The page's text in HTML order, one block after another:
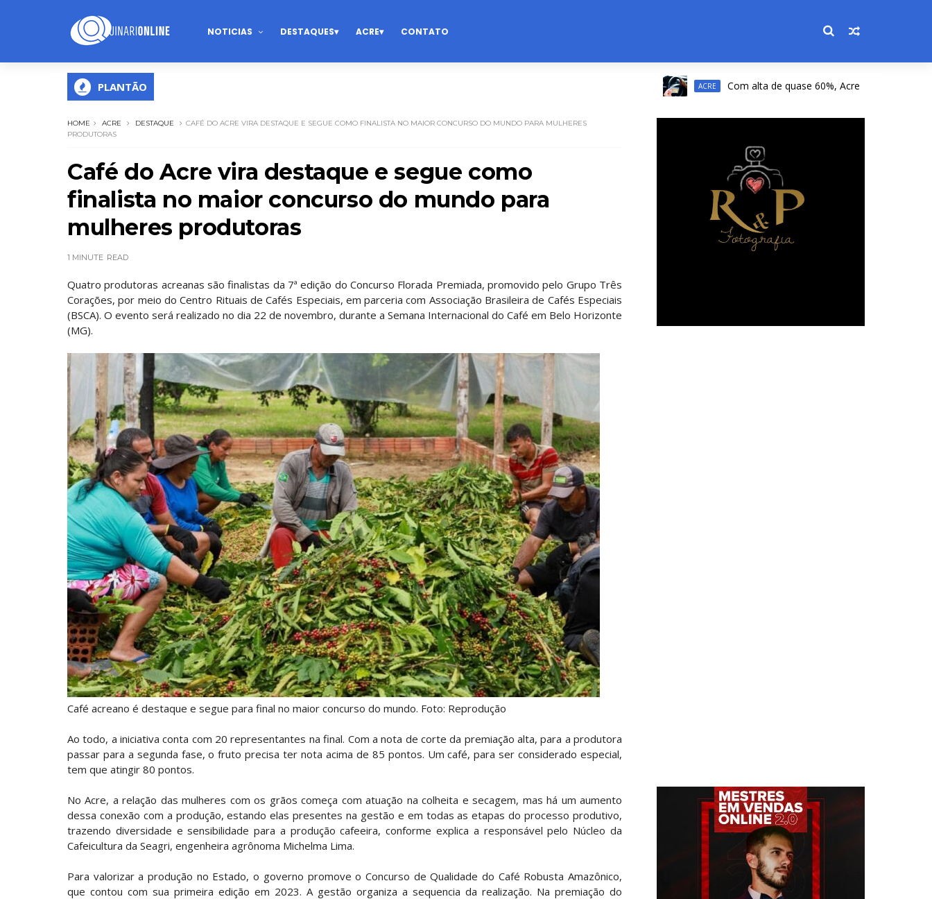
NOTICIAS DESTAQUES ACRE CONTATO
PLANTÃO Com alta de quase 60%, Acre registra a 2ª maior alta do
HOME ACRE DESTAQUE
CAFÉ DO ACRE VIRA DESTAQUE E SEGUE COMO FINALISTA NO MAIOR CONCURSO DO MUNDO PARA MULHERES
PRODUTORAS
Café do Acre vira destaque e segue como
finalista no maior concurso do mundo para
mulheres produtoras
1 MINUTE READ
Quatro produtoras acreanas são finalistas da 7ª edição do Concurso Florada Premiada, promovido pelo Grupo Três
Corações, por meio do Centro Rituais de Cafés Especiais, em parceria com Associação Brasileira de Cafés Especiais
(BSCA). O evento será realizado no dia 22 de novembro, durante a Semana Internacional do Café em Belo Horizonte
(MG).
Café acreano é destaque e segue para final no maior concurso do mundo. Foto: Reprodução
Ao todo, a iniciativa conta com 20 representantes na final. Com a nota de corte da premiação alta, para a produtora
passar para a segunda fase, o fruto precisa ter nota acima de 85 pontos. Um café, para ser considerado especial,
tem que atingir 80 pontos.
No Acre, a relação das mulheres com os grãos começa com atuação na colheita e secagem, mas há um aumento
dessa conexão com a produção, estando elas presentes na gestão e em todas as etapas do processo produtivo,
trazendo diversidade e sensibilidade para a produção cafeeira, conforme explica a responsável pelo Núcleo da
Cafeicultura da Seagri, engenheira agrônoma Michelma Lima.
Para valorizar a produção no Estado, o governo promove o Concurso de Qualidade do Café Robusta Amazônico,
que contou com sua primeira edição em 2023. A gestão organiza a sequencia da realização. Na premiação do